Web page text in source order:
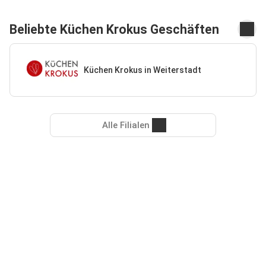
Beliebte Küchen Krokus Geschäften
Küchen Krokus in Weiterstadt
Alle Filialen